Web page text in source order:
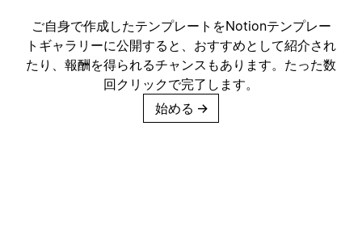
ご自身で作成したテンプレートをNotionテンプレー
トギャラリーに公開すると、おすすめとして紹介され
たり、報酬を得られるチャンスもあります。たった数
回クリックで完了します。
始める →